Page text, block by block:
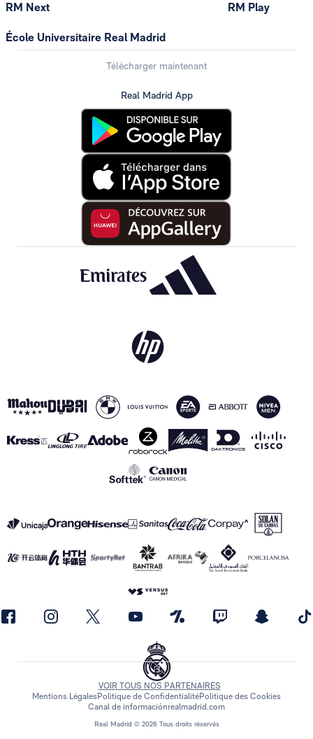
RM Next
École Universitaire Real Madrid
RM Play
Télécharger maintenant
Real Madrid App
Real Madrid © 2026 Tous droits réservés
VOIR TOUS NOS PARTENAIRES
Mentions LégalesPolitique de ConfidentialitéPolitique des Cookies
Canal de informaciónrealmadrid.com